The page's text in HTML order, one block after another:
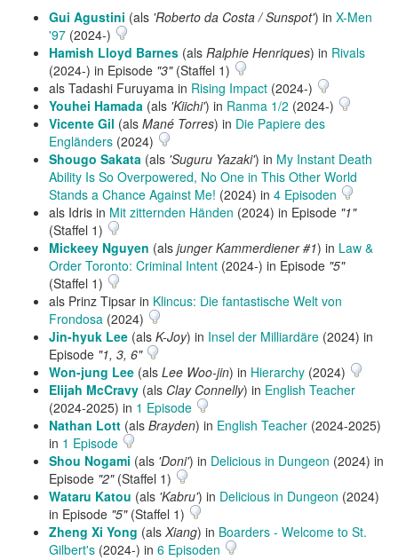
Gui Agustini (als 'Roberto da Costa / Sunspot') in X-Men
'97 (2024-)
Hamish Lloyd Barnes (als Ralphie Henriques) in Rivals
(2024-) in Episode "3"(Staffel 1)
als Tadashi Furuyama in Rising Impact (2024-)
Youhei Hamada (als 'Kiichi') in Ranma 1/2 (2024-)
Vicente Gil (als Mané Torres) in Die Papiere des
Engländers (2024)
Shougo Sakata (als 'Suguru Yazaki') in My Instant Death
Ability Is So Overpowered, No One in This Other World
Stands a Chance Against Me! (2024) in 4 Episoden
als Idris in Mit zitternden Händen (2024) in Episode "1"
(Staffel 1)
Mickeey Nguyen (als junger Kammerdiener #1) in Law &
Order Toronto: Criminal Intent (2024-) in Episode "5"
(Staffel 1)
als Prinz Tipsar in Klincus: Die fantastische Welt von
Frondosa (2024)
Jin-hyuk Lee (als K-Joy) in Insel der Milliardäre (2024) in
Episode "1, 3, 6"
Won-jung Lee (als Lee Woo-jin) in Hierarchy (2024)
Elijah McCravy (als Clay Connelly) in English Teacher
(2024-2025) in 1 Episode
Nathan Lott (als Brayden) in English Teacher (2024-2025)
in 1 Episode
Shou Nogami (als 'Doni') in Delicious in Dungeon (2024) in
Episode "2"(Staffel 1)
Wataru Katou (als 'Kabru') in Delicious in Dungeon (2024)
in Episode "5"(Staffel 1)
Zheng Xi Yong (als Xiang) in Boarders - Welcome to St.
Gilbert's (2024-) in 6 Episoden